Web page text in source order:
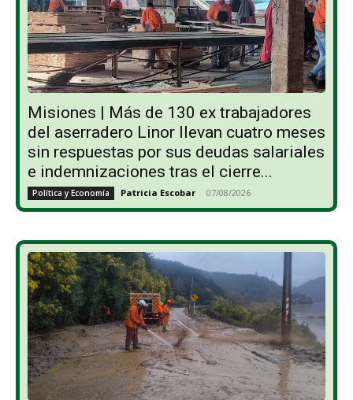
Misiones | Más de 130 ex trabajadores
del aserradero Linor llevan cuatro meses
sin respuestas por sus deudas salariales
e indemnizaciones tras el cierre...
Política y Economía Patricia Escobar - 07/08/2026